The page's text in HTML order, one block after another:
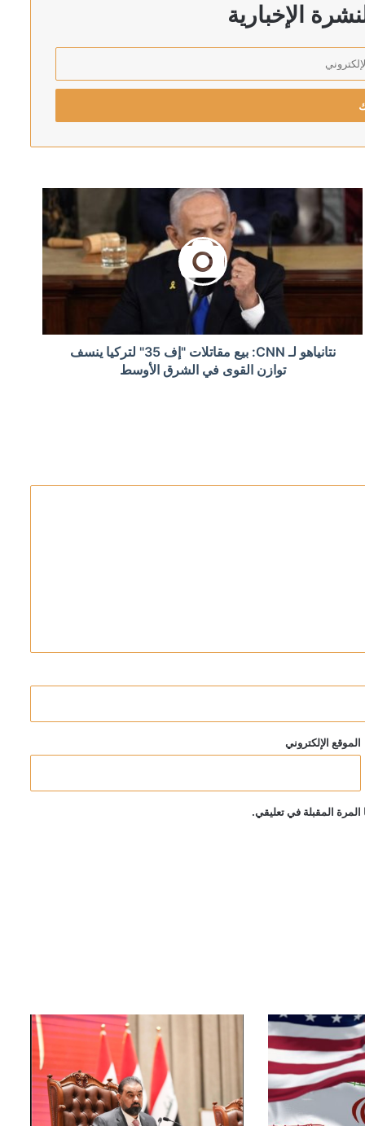
من تصريحات كاتس
جنوده في الشرق الأوسط
لقصف العراق
الإخبارية
نتانياهو لـ CNN: بيع مقاتلات "إف 35" لتركيا ينسف
توازن القوى في الشرق الأوسط
الموقع الإلكتروني
المقبلة في تعليقي.